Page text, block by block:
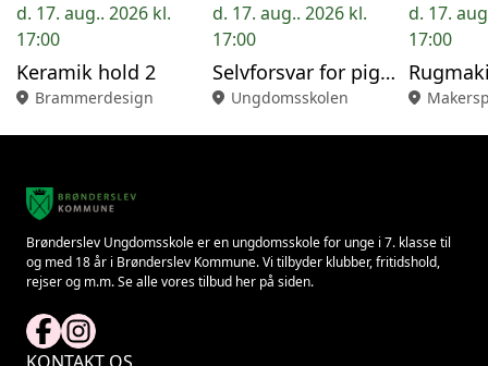
d. 17. aug.. 2026 kl.
17:00
Keramik hold 2
location_on Brammerdesign
d. 17. aug.. 2026 kl.
17:00
Selvforsvar for piger
location_on Ungdomsskolen
d. 17.
17:00
location_on
Brønderslev Ungdomsskole er en ungdomsskole for unge i 7. klasse til
og med 18 år i Brønderslev Kommune. Vi tilbyder klubber, fritidshold,
rejser og m.m. Se alle vores tilbud her på siden.